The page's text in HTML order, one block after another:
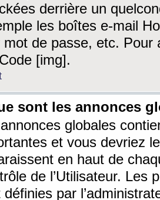
derrière un
les boîtes e-mail
mot de passe, etc. Pour
[img].
sont les annonces
globales
et vous devriez
en haut de
de l’Utilisateur. Les
définies par